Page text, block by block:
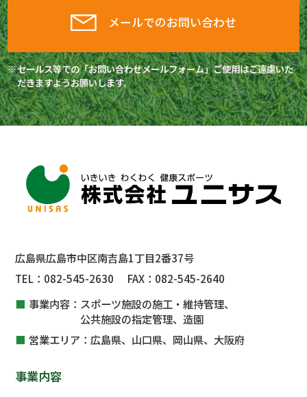
メールでのお問い合わせ
セールス等での「お問い合わせメールフォーム」ご使用はご遠慮いた
だきますようお願いします。
広島県広島市中区南吉島1丁目2番37号
TEL： 082-545-2630 FAX： 082-545-2640
事業内容： スポーツ施設の施工・維持管理、
公共施設の指定管理、 造園
営業エリア： 広島県、山口県、岡山県、大阪府
事業内容